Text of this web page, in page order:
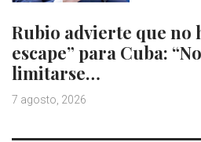
Rubio advierte que no
escape” para Cuba:
limitarse…
7 agosto, 2026